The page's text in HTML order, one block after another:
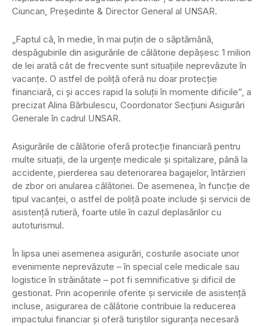
Ciuncan, Președinte & Director General al UNSAR.
„Faptul că, în medie, în mai puțin de o săptămână,
despăgubirile din asigurările de călătorie depășesc 1 milion
de lei arată cât de frecvente sunt situațiile neprevăzute în
vacanțe. O astfel de poliță oferă nu doar protecție
financiară, ci și acces rapid la soluții în momente dificile”, a
precizat Alina Bărbulescu, Coordonator Secțiuni Asigurări
Generale în cadrul UNSAR.
Asigurările de călătorie oferă protecție financiară pentru
multe situații, de la urgențe medicale și spitalizare, până la
accidente, pierderea sau deteriorarea bagajelor, întârzieri
de zbor ori anularea călătoriei. De asemenea, în funcție de
tipul vacanței, o astfel de poliță poate include și servicii de
asistență rutieră, foarte utile în cazul deplasărilor cu
autoturismul.
În lipsa unei asemenea asigurări, costurile asociate unor
evenimente neprevăzute – în special cele medicale sau
logistice în străinătate – pot fi semnificative și dificil de
gestionat. Prin acoperirile oferite și serviciile de asistență
incluse, asigurarea de călătorie contribuie la reducerea
impactului financiar și oferă turiștilor siguranța necesară